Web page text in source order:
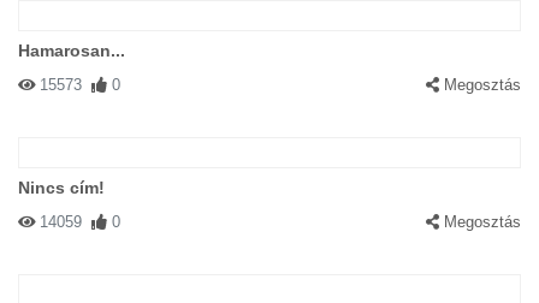
Hamarosan...
15573 0 Megosztás
Nincs cím!
14059 0 Megosztás